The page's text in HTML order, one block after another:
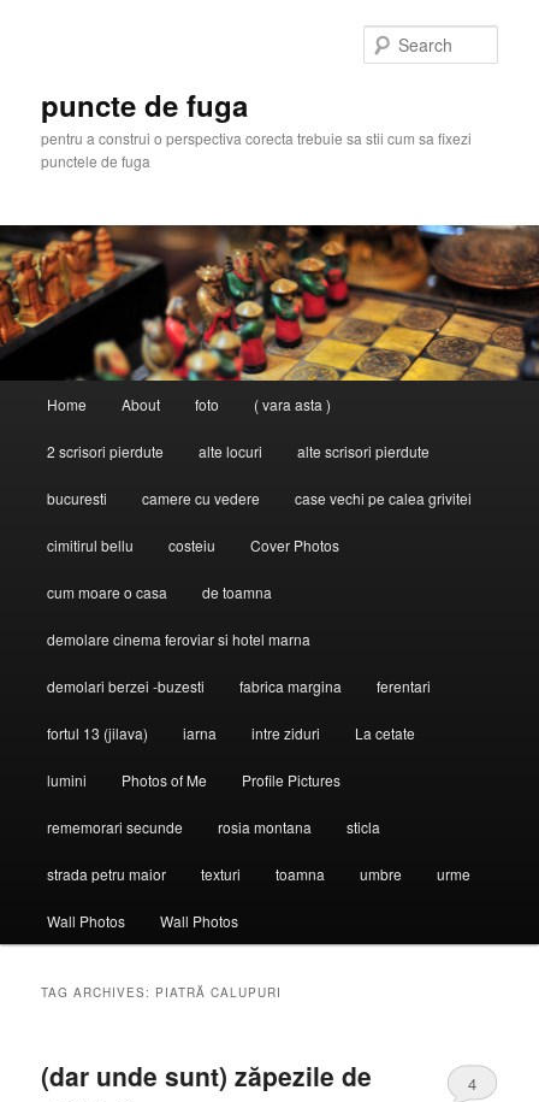
puncte de fuga
pentru a construi o perspectiva corecta trebuie sa stii cum sa fixezi
punctele de fuga
Home About foto ( vara asta )
2 scrisori pierdute alte locuri alte scrisori pierdute
bucuresti camere cu vedere case vechi pe calea grivitei
cimitirul bellu costeiu Cover Photos
cum moare o casa de toamna
demolare cinema feroviar si hotel marna
demolari berzei -buzesti fabrica margina ferentari
fortul 13 (jilava) iarna intre ziduri La cetate
lumini Photos of Me Profile Pictures
rememorari secunde rosia montana sticla
strada petru maior texturi toamna umbre urme
Wall Photos Wall Photos
TAG ARCHIVES: PIATRĂ CALUPURI
(dar unde sunt) zăpezile de
4